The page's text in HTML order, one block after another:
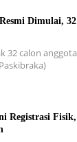
Dimulai, 32
32 calon anggota
Registrasi Fisik,